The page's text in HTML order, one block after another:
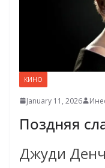
КИНО
January 11, 2026
Поздняя
Джуди